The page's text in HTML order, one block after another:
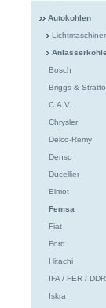
Autokohlen
Bosch
Briggs &
C.A.V.
Chrysler
Delco-Remy
Denso
Ducellier
Elmot
Femsa
Fiat
Ford
Hitachi
IFA / FER / DDR
Iskra